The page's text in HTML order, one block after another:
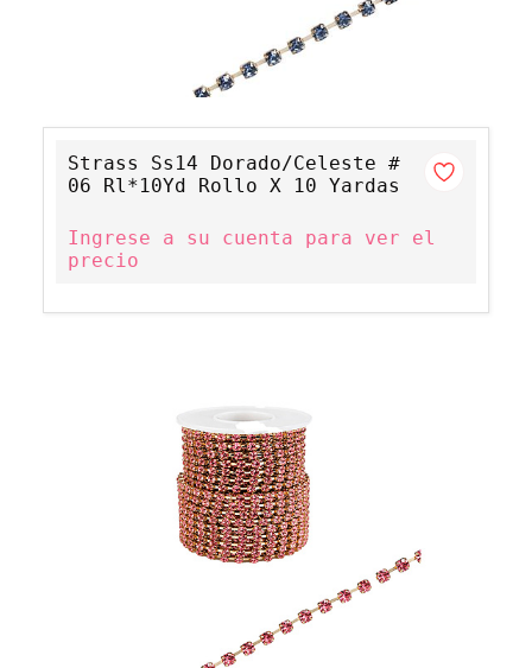
Strass Ss14 Dorado/Celeste #
06 Rl*10Yd Rollo X 10 Yardas
Ingrese a su cuenta para ver el
precio